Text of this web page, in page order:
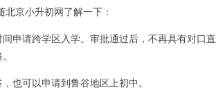
京小升初网了解一下：
申请跨学区入学。审批通过后，不再具有对口直
也可以申请到鲁谷地区上初中。